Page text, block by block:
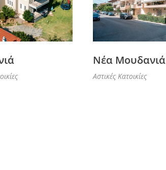
Νέα Μουδανιά
Αστικές Κατοικίες